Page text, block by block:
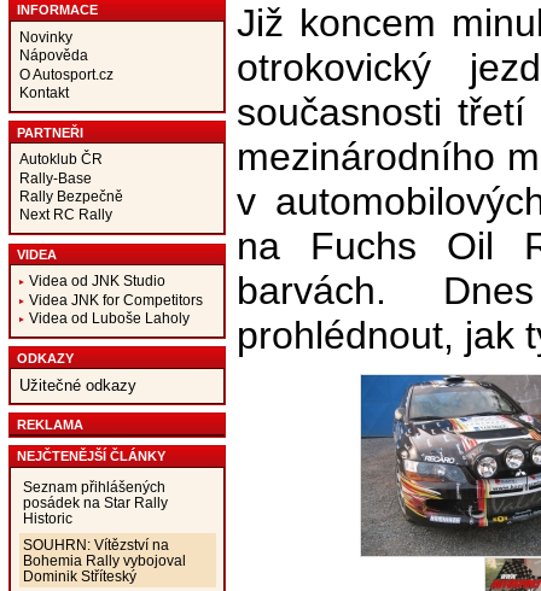
INFORMACE
Novinky
Nápověda
O Autosport.cz
Kontakt
PARTNEŘI
Autoklub ČR
Rally-Base
Rally Bezpečně
Next RC Rally
VIDEA
Videa od JNK Studio
Videa JNK for Competitors
Videa od Luboše Laholy
ODKAZY
Užitečné odkazy
REKLAMA
NEJČTENĚJŠÍ ČLÁNKY
Seznam přihlášených
posádek na Star Rally
Historic
SOUHRN: Vítězství na
Bohemia Rally vybojoval
Dominik Stříteský
Již koncem
otrokovický
současnosti
mezinárodního
v
na Fuchs Oil
barvách.
prohlédnout, jak